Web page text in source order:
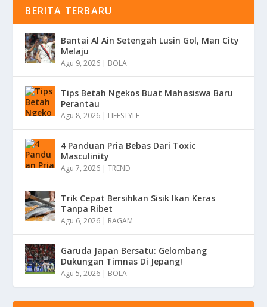
BERITA TERBARU
Bantai Al Ain Setengah Lusin Gol, Man City
Melaju
Agu 9, 2026 | BOLA
Tips Betah Ngekos Buat Mahasiswa Baru
Perantau
Agu 8, 2026 | LIFESTYLE
4 Panduan Pria Bebas Dari Toxic
Masculinity
Agu 7, 2026 |TREND
Trik Cepat Bersihkan Sisik Ikan Keras
Tanpa Ribet
Agu 6, 2026 | RAGAM
Garuda Japan Bersatu: Gelombang
Dukungan Timnas Di Jepang!
Agu 5, 2026 | BOLA